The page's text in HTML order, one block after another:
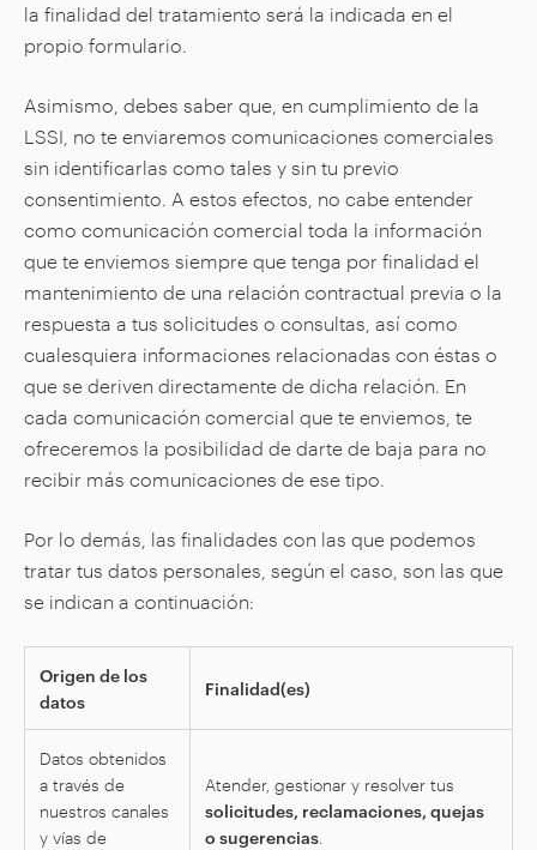
la finalidad del tratamiento será la indicada en el
propio formulario.
Asimismo, debes saber que, en cumplimiento de la
LSSI, no te enviaremos comunicaciones comerciales
sin identificarlas como tales y sin tu previo
consentimiento. A estos efectos, no cabe entender
como comunicación comercial toda la información
que te enviemos siempre que tenga por finalidad el
mantenimiento de una relación contractual previa o la
respuesta a tus solicitudes o consultas, así como
cualesquiera informaciones relacionadas con éstas o
que se deriven directamente de dicha relación. En
cada comunicación comercial que te enviemos, te
ofreceremos la posibilidad de darte de baja para no
recibir más comunicaciones de ese tipo.
Por lo demás, las finalidades con las que podemos
tratar tus datos personales, según el caso, son las que
se indican a continuación:
Origen de los
datos
Finalidad(es)
Datos obtenidos
a través de
nuestros canales
y vías de
Atender, gestionar y resolver tus
solicitudes, reclamaciones, quejas
o sugerencias